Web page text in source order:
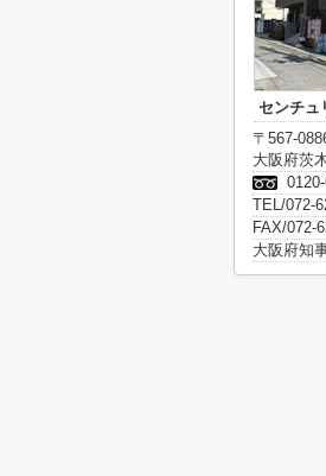
センチュ
〒567-
大阪府茨
TEL/072-
FAX/072-
大阪府知